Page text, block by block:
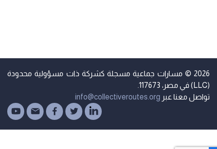
2026 © مسارات جماعية مسجلة كشركة ذات مسؤولية محدودة
معنا عبرinfo@collectiveroutes.org